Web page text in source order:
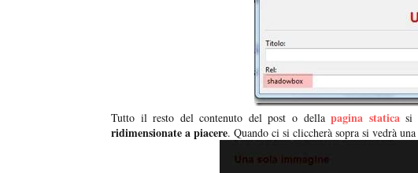
Tutto il resto del contenuto del post o della pagina staticasi
ridimensionate a piacere. Quando ci si cliccherà sopra si vedrà una